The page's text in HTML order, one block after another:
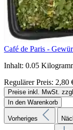
Café de Paris -
Inhalt: 0.05
Regulärer Preis: 2,80
Preise inkl. MwSt.
In den Warenkorb
Vorheriges